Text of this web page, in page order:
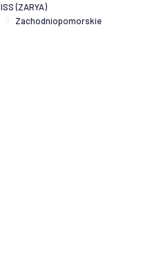
ISS (ZARYA)
Zachodniopomorskie